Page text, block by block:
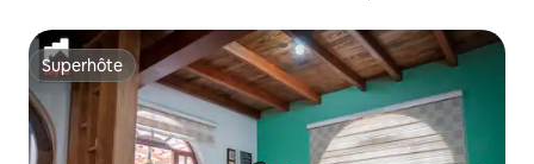
Superhôte
Superhôte